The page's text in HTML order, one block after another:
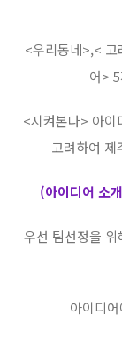
<우리동네>,<
어>
<지켜본다> 아이
고려하여 제
(아이디어 소
우선 팀선정을
아이디